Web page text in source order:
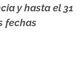
y hasta el 31
fechas